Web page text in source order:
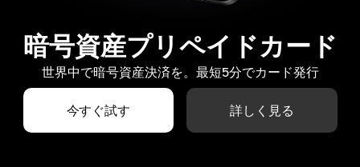
暗号資産プリペイドカード
世界中で暗号資産決済を。最短5分でカード発行
今すぐ試す 詳しく見る